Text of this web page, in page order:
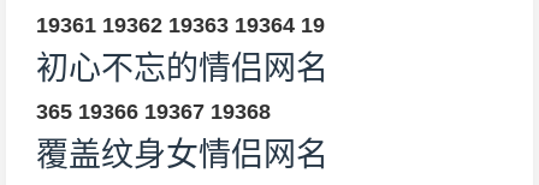
19361 19362 19363 19364 19
初心不忘的情侣网名
365 19366 19367 19368
覆盖纹身女情侣网名